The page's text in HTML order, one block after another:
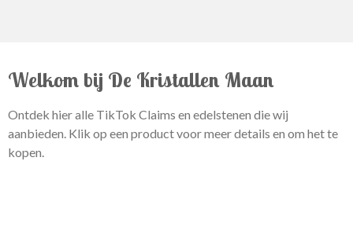
Welkom bij De Kristallen Maan
Ontdek hier alle TikTok Claims en edelstenen die wij
aanbieden. Klik op een product voor meer details en om het te
kopen.